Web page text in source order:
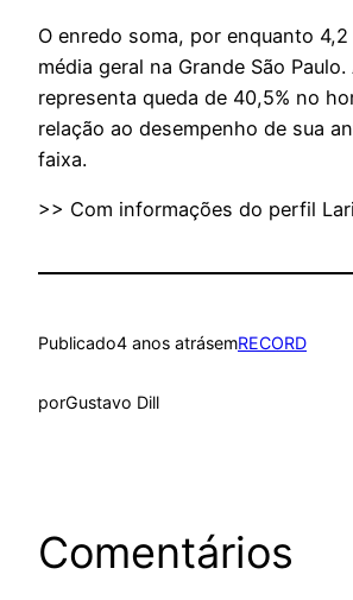
O enredo soma, por enquanto
média geral na Grande São
representa queda de 40,5% no
relação ao desempenho de sua
faixa.
>> Com informações do perfil
Publicado4 anos atrásemRECORD
porGustavo Dill
Comentários